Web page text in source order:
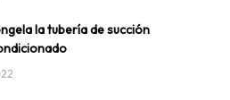
la tubería de succión